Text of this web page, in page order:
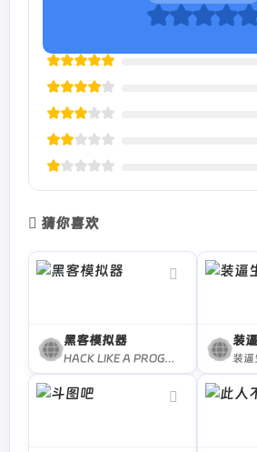
猜你喜欢
黑客模拟器
HACK LIKE A PROGRAMMER IN MOVIES AND GAMES!
装